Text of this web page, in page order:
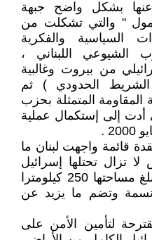
عنها بشكل واضح جبهة
" جمول " والتي تشكلت من
السياسية والفكرية
الشيوعي اللبناني ،
من بيروت وغالبية
الشريط الحدودي ) ثم
المقاومة المتمثلة بحزب
أدت إلى إستكمال عملية
قائمة واجهت لبنان ما
تزال تحتلها إسرائيل
متمثلة في مزارع شبعا التي تبلغ مساحتها 250 كيلومترا
سكانها 15 ألف نسمة وتضم ما يزيد عن
لتأمين الأمن على